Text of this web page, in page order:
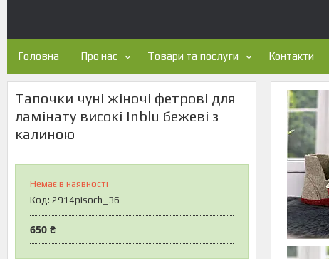
Головна Про нас Товари та послуги Контакти
Тапочки чуні жіночі фетрові для
ламінату високі Inblu бежеві з
калиною
Немає в наявності
Код: 2914pisoch_36
650 ₴